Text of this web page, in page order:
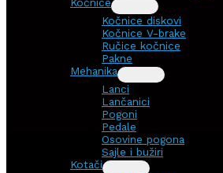
Kočnice
Kočnice diskovi
Kočnice V-brake
Ručice kočnice
Pakne
Mehanika
Lanci
Lančanici
Pogoni
Pedale
Osovine pogona
Sajle i bužiri
Kotači